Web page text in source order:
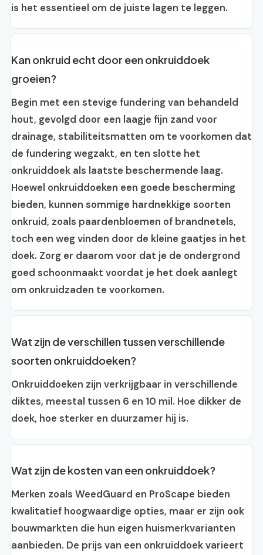
is het essentieel om de juiste lagen te leggen.
Kan onkruid echt door een onkruiddoek
groeien?
Begin met een stevige fundering van behandeld
hout, gevolgd door een laagje fijn zand voor
drainage, stabiliteitsmatten om te voorkomen dat
de fundering wegzakt, en ten slotte het
onkruiddoek als laatste beschermende laag.
Hoewel onkruiddoeken een goede bescherming
bieden, kunnen sommige hardnekkige soorten
onkruid, zoals paardenbloemen of brandnetels,
toch een weg vinden door de kleine gaatjes in het
doek. Zorg er daarom voor dat je de ondergrond
goed schoonmaakt voordat je het doek aanlegt
om onkruidzaden te voorkomen.
Wat zijn de verschillen tussen verschillende
soorten onkruiddoeken?
Onkruiddoeken zijn verkrijgbaar in verschillende
diktes, meestal tussen 6 en 10 mil. Hoe dikker de
doek, hoe sterker en duurzamer hij is.
Wat zijn de kosten van een onkruiddoek?
Merken zoals WeedGuard en ProScape bieden
kwalitatief hoogwaardige opties, maar er zijn ook
bouwmarkten die hun eigen huismerkvarianten
aanbieden. De prijs van een onkruiddoek varieert